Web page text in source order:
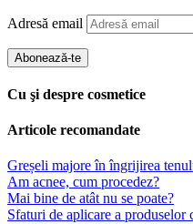
Adresă email
Abonează-te
Cu şi despre cosmetice
Articole recomandate
Greșeli majore în îngrijirea
Am acnee, cum procedez?
Mai bine de atât nu se poate?
Sfaturi de aplicare a produselor